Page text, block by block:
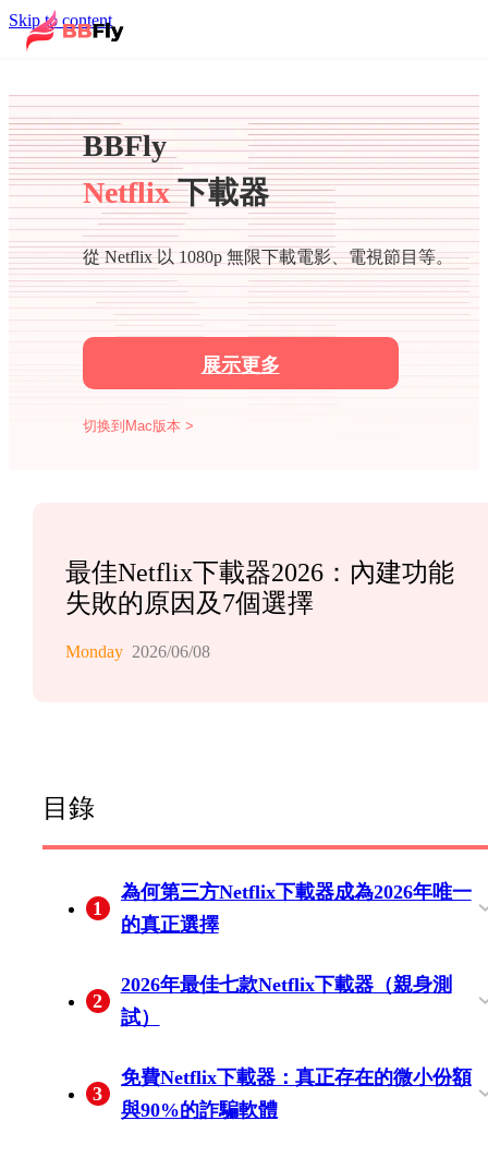
Skip to content
BBFly
Netflix下載器
從 Netflix 以 1080p 無限下載電影、電視節目等。
展示更多
切换到Mac版本 >
最佳Netflix下載器2026：內建功能
失敗的原因及7個選擇
Monday 2026/06/08
目錄
1
為何第三方Netflix下載器成為2026年唯一
的真正選擇
2
2026年最佳七款Netflix下載器（親身測
試）
生下載，Atmos驗證）
1080p，五分鐘試用限制
單平台工具
界面老舊
上限為1080p
度波動
眾備份選擇
3
免費Netflix下載器：真正存在的微小份額
與90%的詐騙軟體